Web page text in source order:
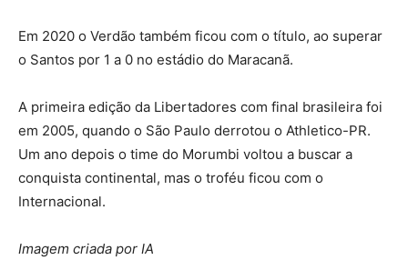
Em 2020 o Verdão também ficou com o título, ao superar
o Santos por 1 a 0 no estádio do Maracanã.
A primeira edição da Libertadores com final brasileira foi
em 2005, quando o São Paulo derrotou o Athletico-PR.
Um ano depois o time do Morumbi voltou a buscar a
conquista continental, mas o troféu ficou com o
Internacional.
Imagem criada por IA